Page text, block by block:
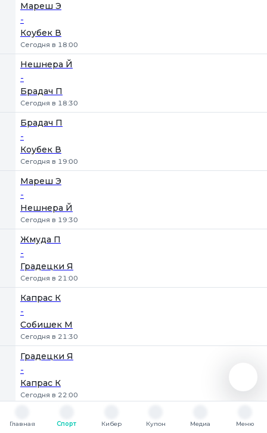
Мареш Э
-
Коубек В
Сегодня в 18:00
Нешнера Й
-
Брадач П
Сегодня в 18:30
Брадач П
-
Коубек В
Сегодня в 19:00
Мареш Э
-
Нешнера Й
Сегодня в 19:30
Жмуда П
-
Градецки Я
Сегодня в 21:00
Капрас К
-
Собишек М
Сегодня в 21:30
Градецки Я
-
Капрас К
Сегодня в 22:00
-
Главная
Спорт
Кибер
Купон
Медиа
Меню